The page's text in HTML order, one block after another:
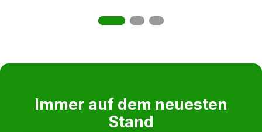
Immer auf dem neuesten
Stand